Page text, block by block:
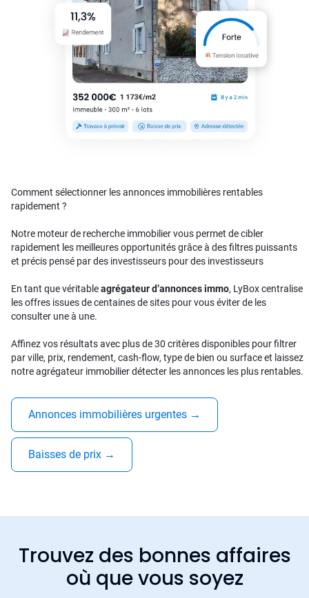
Comment sélectionner les annonces immobilières rentables
rapidement ?
Notre moteur de recherche immobilier vous permet de cibler
rapidement les meilleures opportunités grâce à des filtres puissants
et précis pensé par des investisseurs pour des investisseurs
En tant que véritableagrégateur d’annonces immo, LyBox centralise
les offres issues de centaines de sites pour vous éviter de les
consulter une à une.
Affinez vos résultats avec plus de 30 critères disponibles pour filtrer
par ville, prix, rendement, cash-flow, type de bien ou surface et laissez
notre agrégateur immobilier détecter les annonces les plus rentables.
Annonces immobilières urgentes →
Baisses de prix →
Trouvez des bonnes affaires
où que vous soyez